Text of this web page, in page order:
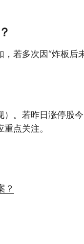
，若多次因“炸板后
。若昨日涨停股
点关注。
？